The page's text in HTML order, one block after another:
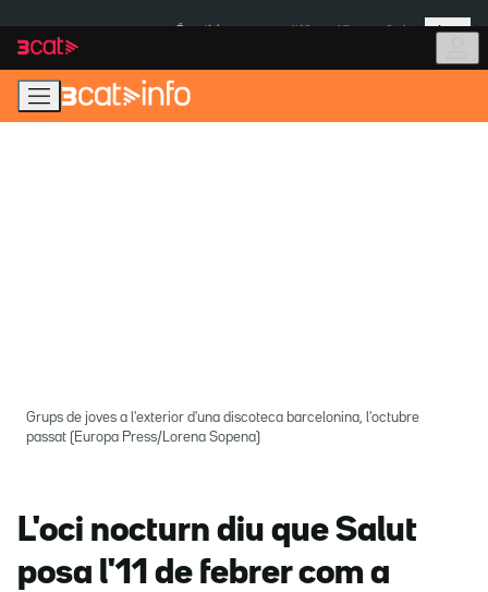
navegació
principal
contingut
Més
Grups de joves a l'exterior d'una discoteca barcelonina, l'octubre
passat (Europa Press/Lorena Sopena)
L'oci nocturn diu que Salut
posa l'11 de febrer com a